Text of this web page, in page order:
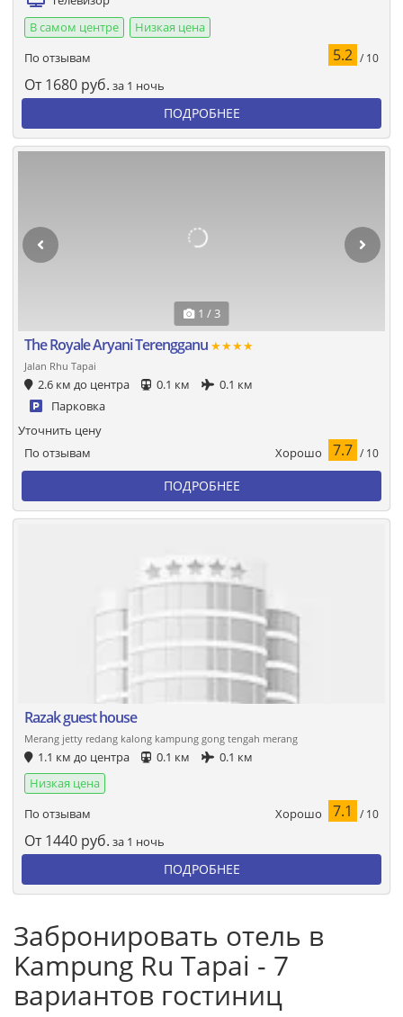
В самом центре
Низкая цена
По отзывам
5.2 / 10
От 1680 руб. за 1 ночь
ПОДРОБНЕЕ
1 / 3
The Royale Aryani Terengganu ★★★★
Jalan Rhu Tapai
2.6 км до центра 0.1 км
0.1 км
Парковка
По отзывам Хорошо 7.7 / 10
Уточнить цену
ПОДРОБНЕЕ
Razak guest house
Merang jetty redang kalong kampung gong tengah merang
1.1 км до центра 0.1 км
0.1 км
Низкая цена
По отзывам
Хорошо 7.1 / 10
От 1440 руб. за 1 ночь
ПОДРОБНЕЕ
Забронировать отель в
Kampung Ru Tapai - 7
вариантов гостиниц